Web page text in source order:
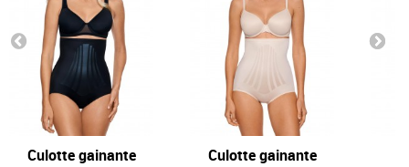
Culotte gainante
Culotte gainante